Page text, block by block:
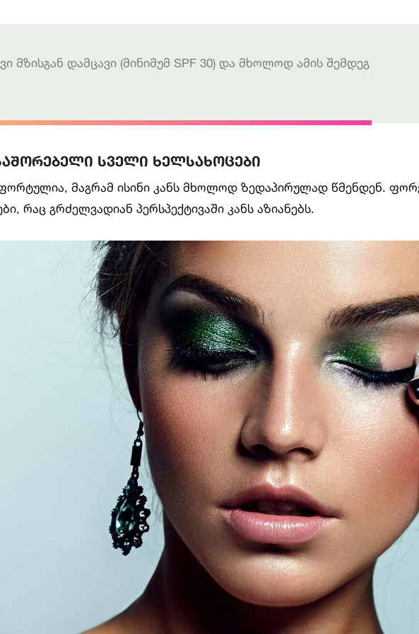
მზისგან დამცავი (მინიმუმ SPF 30) და მხოლოდ ამის შემდეგ
სველი ხელსახოცები
მაგრამ ისინი კანს მხოლოდ ზედაპირულად წმენდენ.
რაც გრძელვადიან პერსპექტივაში კანს აზიანებს.